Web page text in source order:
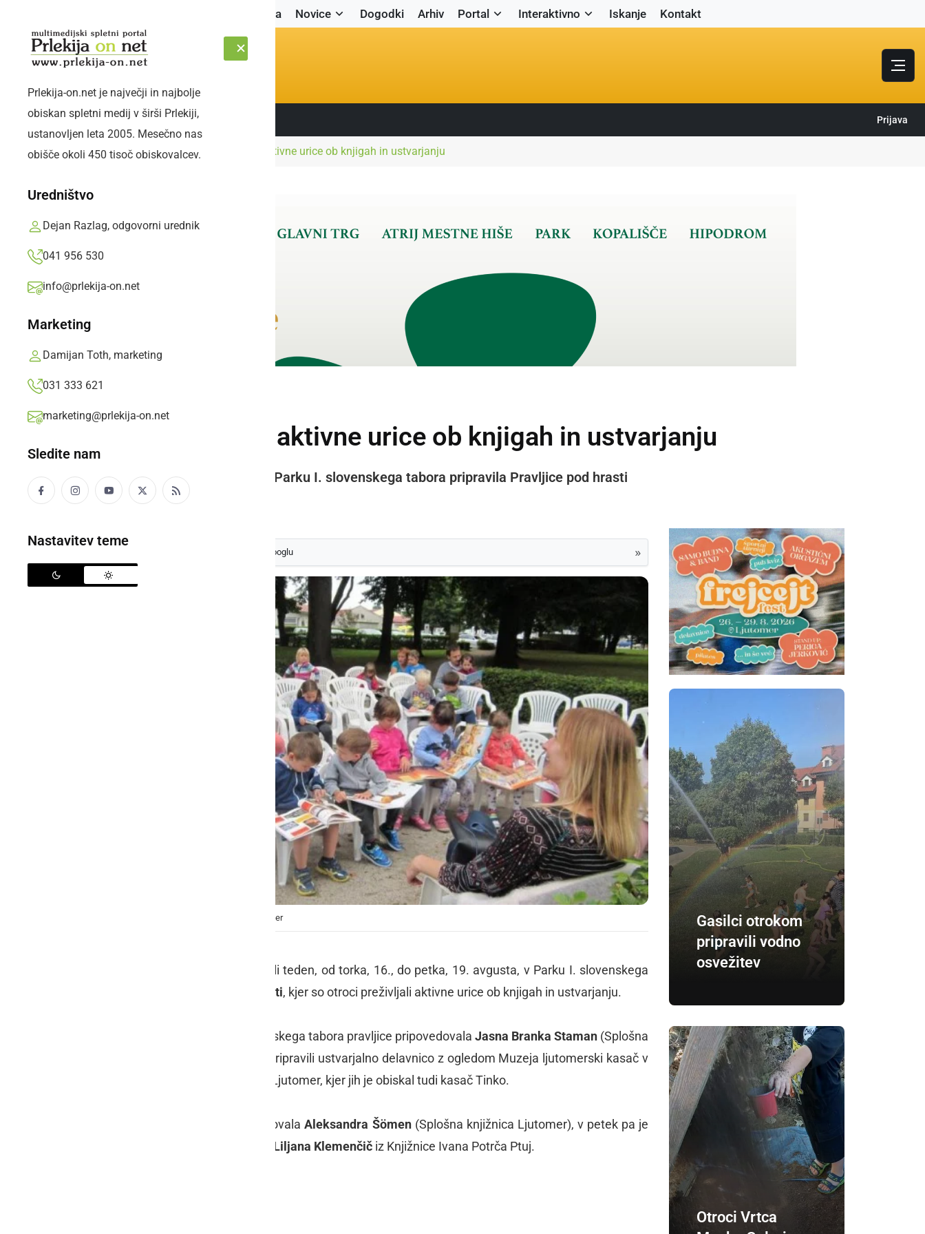
Naslovnica Novice Dogodki Arhiv Portal Interaktivno Iskanje Kontakt
PETEK, 7. AVGUST 2026 Sledite nam: Prijava
Prlekija-on.net je največji in najbolje
obiskan spletni medij v širši Prlekiji,
ustanovljen leta 2005. Mesečno nas
obišče okoli 450 tisoč obiskovalcev.
Uredništvo
Dejan Razlag, odgovorni urednik
041 956 530
info@prlekija-on.net
Marketing
Damijan Toth, marketing
031 333 621
marketing@prlekija-on.net
Sledite nam
Nastavitev teme
Naslovnica NajmlajšiOtroci preživljali aktivne urice ob knjigah in ustvarjanju
Otroci preživljali aktivne urice ob knjigah in ustvarjanju
Splošna knjižnica Ljutomer je v Parku I. slovenskega tabora pripravila Pravljice pod hrasti
Prlekija-on.net,petek, 26. avgust 2016 ob 08:22
kot svoj prednostni vir na Googlu »
Pravljice pod hrasti, foto: Splošna knjižnica Ljutomer
Splošna knjižnica Ljutomer je minuli teden, od torka, 16., do petka, 19. avgusta, v Parku I. slovenskega
Pravljice pod hrasti, kjer so otroci preživljali aktivne urice ob knjigah in ustvarjanju.
Otrokom je v torek v Parku I. slovenskega tabora pravljice pripovedovala Jasna Branka Staman(Splošna
knjižnica Ljutomer), v sredo pa so pripravili ustvarjalno delavnico z ogledom Muzeja ljutomerski kasač v
sodelovanju s Konjeniškim klubom Ljutomer, kjer jih je obiskal tudi kasač Tinko.
V četrtek je nato pravljice pripovedovalaAleksandra Šömen(Splošna knjižnica Ljutomer), v petek pa je
Liljana Klemenčič iz Knjižnice Ivana Potrča Ptuj.
Gasilci otrokom
pripravili vodno
osvežitev
Otroci Vrtca